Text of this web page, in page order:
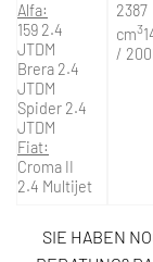
Alfa:
159 2.4
JTDM
Brera 2.4
JTDM
Spider 2.4
JTDM
Fiat:
Croma II
2.4 Multijet
2387
cm3
/
SIE HABEN